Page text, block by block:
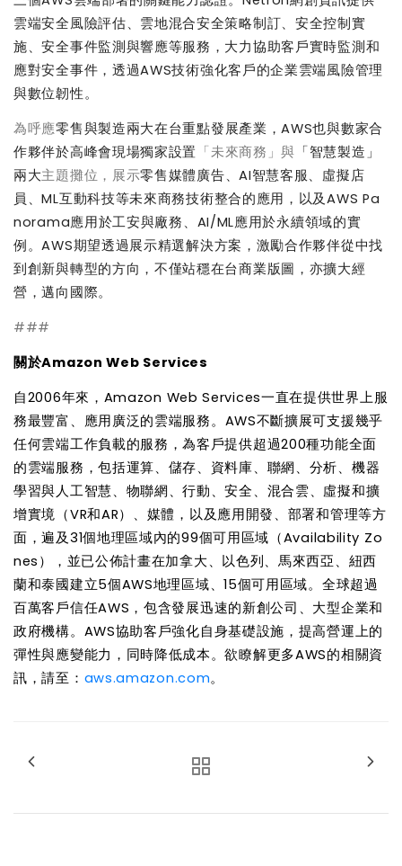
雲端安全風險評估、雲地混合安全策略制訂、安全控制實
施、安全事件監測與響應等服務，大力協助客戶實時監測和
應對安全事件，透過AWS技術強化客戶的企業雲端風險管理
與數位韌性。
為呼應零售與製造兩大在台重點發展產業，AWS也與數家合
作夥伴於高峰會現場獨家設置 「未來商務」與 「智慧製造」
兩大主題攤位，展示零售媒體廣告、AI智慧客服、虛擬店
員、ML互動科技等未來商務技術整合的應用，以及AWS Pa
norama應用於工安與廠務、 AI/ML應用於永續領域的實
例。AWS期望透過展示精選解決方案，激勵合作夥伴從中找
到創新與轉型的方向，不僅站穩在台商業版圖，亦擴大經
營，邁向國際。
###
關於Amazon Web Services
自2006年來， Amazon Web Services一直在提供世界上服
務最豐富、應用廣泛的雲端服務。 AWS不斷擴展可支援幾乎
任何雲端工作負載的服務，為客戶提供超過200種功能全面
的雲端服務，包括運算、儲存、資料庫、聯網、分析、機器
學習與人工智慧、物聯網、行動、安全、混合雲、虛擬和擴
增實境（VR和AR）、媒體，以及應用開發、部署和管理等方
面，遍及31個地理區域內的99個可用區域（Availability Zo
nes ），並已公佈計畫在加拿大、以色列、馬來西亞、紐西
蘭和泰國建立5個AWS地理區域、15個可用區域。全球超過
百萬客戶信任AWS ，包含發展迅速的新創公司、大型企業和
政府機構。 AWS協助客戶強化自身基礎設施，提高營運上的
彈性與應變能力，同時降低成本。欲瞭解更多AWS的相關資
訊，請至： aws.amazon.com。